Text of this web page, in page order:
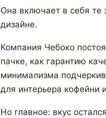
Она включает в себя те
дизайне.
Компания Чебоко
пачке, как гарантию
минимализма
для интерьера кофейни
Но главное: вкус